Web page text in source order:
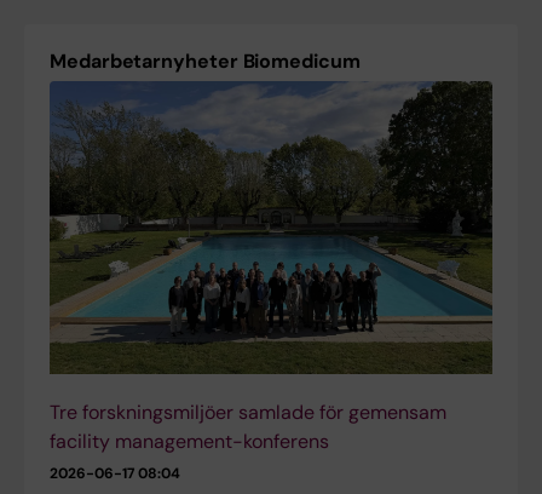
Medarbetarnyheter Biomedicum
Tre forskningsmiljöer samlade för gemensam
facility management-konferens
2026-06-17 08:04